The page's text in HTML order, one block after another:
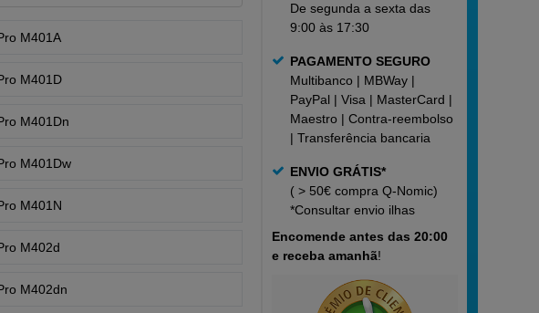
De segunda a sexta das
9:00 às 17:30
PAGAMENTO SEGURO
Multibanco | MBWay |
PayPal | Visa | MasterCard |
Maestro | Contra-reembolso
| Transferência bancaria
ENVIO GRÁTIS*
( > 50€ compra Q-Nomic)
*Consultarenvio ilhas
Encomende antes das 20:00
e receba amanhã!
M401A
M401D
M401Dn
M401Dw
M401N
M402d
M402dn